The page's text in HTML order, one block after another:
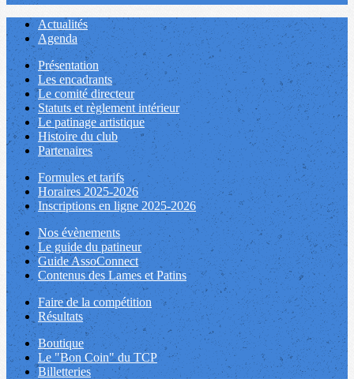
Actualités
Agenda
Présentation
Les encadrants
Le comité directeur
Statuts et règlement intérieur
Le patinage artistique
Histoire du club
Partenaires
Formules et tarifs
Horaires 2025-2026
Inscriptions en ligne 2025-2026
Nos évènements
Le guide du patineur
Guide AssoConnect
Contenus des Lames et Patins
Faire de la compétition
Résultats
Boutique
Le "Bon Coin" du TCP
Billetteries